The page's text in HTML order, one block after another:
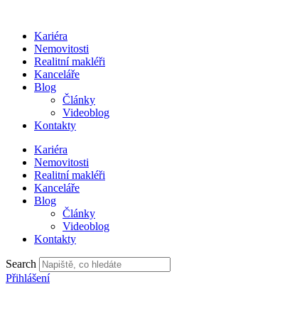
obsahuKariéra
Nemovitosti
Realitní makléři
Kanceláře
Blog
Články
Videoblog
Kontakty
Kariéra
Nemovitosti
Realitní makléři
Kanceláře
Blog
Články
Videoblog
Kontakty
Search
Přihlášení